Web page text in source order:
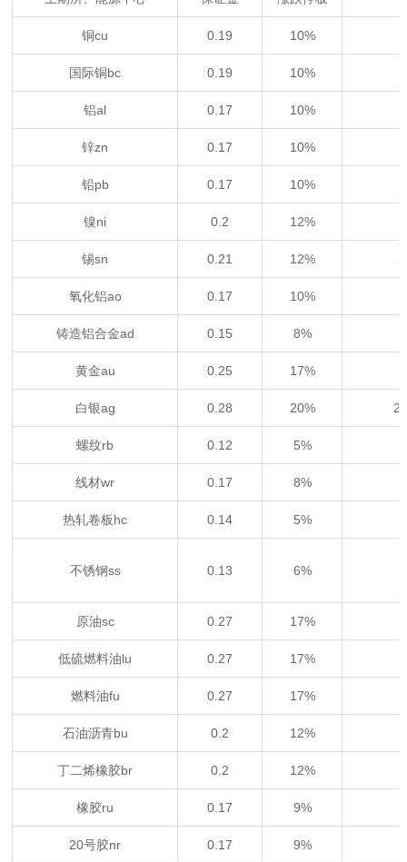
铜cu 0.19 10%
国际铜bc 0.19 10%
铝al 0.17 10%
锌zn 0.17 10%
铅pb 0.17 10%
镍ni 0.2 12%
锡sn 0.21 12%
氧化铝ao 0.17 10%
铸造铝合金ad 0.15 8%
黄金au 0.25 17%
白银ag 0.28 20%
螺纹rb 0.12 5%
线材wr 0.17 8%
热轧卷板hc 0.14 5%
不锈钢ss 0.13
6%
原油sc 0.27 17%
低硫燃料油lu 0.27 17%
燃料油fu 0.27 17%
石油沥青bu 0.2 12%
丁二烯橡胶br 0.2 12%
橡胶ru 0.17 9%
20号胶nr 0.17 9%